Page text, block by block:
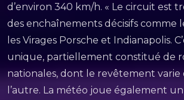
d’environ 340 km/h. « Le circuit est
des enchaînements décisifs comme
les Virages Porsche et Indianapolis.
unique, partiellement constitué de
nationales, dont le revêtement varie
l’autre. La météo joue également